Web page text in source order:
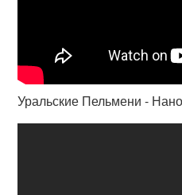
Уральские Пельмени -